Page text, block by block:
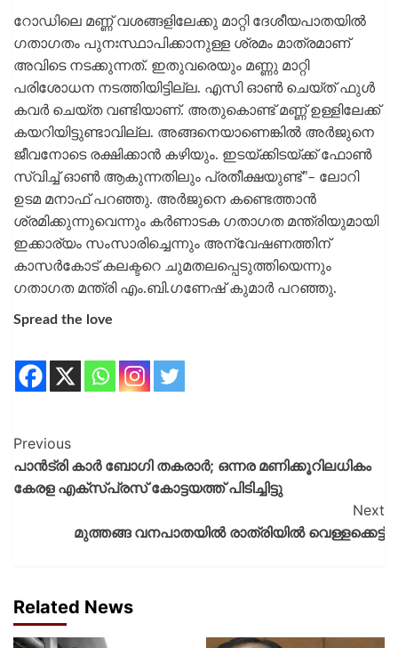
റോഡിലെ മണ്ണ് വശങ്ങളിലേക്കു മാറ്റി ദേശീയപാതയിൽ
ഗതാഗതം പുനഃസ്ഥാപിക്കാനുള്ള ശ്രമം മാത്രമാണ്
അവിടെ നടക്കുന്നത്. ഇതുവരെയും മണ്ണു മാറ്റി
പരിശോധന നടത്തിയിട്ടില്ല. എസി ഓൺ ചെയ്ത് ഫുൾ
കവർ ചെയ്ത വണ്ടിയാണ്. അതുകൊണ്ട് മണ്ണ് ഉള്ളിലേക്ക്
കയറിയിട്ടുണ്ടാവില്ല. അങ്ങനെയാണെങ്കിൽ അർജുനെ
ജീവനോടെ രക്ഷിക്കാൻ കഴിയും. ഇടയ്ക്കിടയ്ക്ക് ഫോൺ
സ്വിച്ച് ഓൺ ആകുന്നതിലും പ്രതീക്ഷയുണ്ട്’’– ലോറി
ഉടമ മനാഫ് പറഞ്ഞു. അർജുനെ കണ്ടെത്താൻ
ശ്രമിക്കുന്നുവെന്നും കർണാടക ഗതാഗത മന്ത്രിയുമായി
ഇക്കാര്യം സംസാരിച്ചെന്നും അന്വേഷണത്തിന്
കാസർകോട് കലക്ടറെ ചുമതലപ്പെടുത്തിയെന്നും
ഗതാഗത മന്ത്രി എം.ബി.ഗണേഷ് കുമാർ പറ‍ഞ്ഞു.
Spread the love
Previous
പാൻട്രി കാർ ബോഗി തകരാർ; ഒന്നര മണിക്കൂറിലധികം
കേരള എക്സ്പ്രസ് കോട്ടയത്ത് പിടിച്ചിട്ടു
Next
മുത്തങ്ങ വനപാതയിൽ രാത്രിയിൽ വെള്ളക്കെട്ട്
Related News